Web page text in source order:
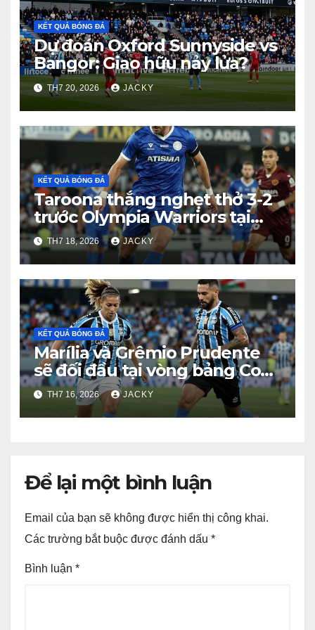
KẾT QUẢ BÓNG ĐÁ
Dự đoán Oxford Sunnyside vs
Bangor: Giao hữu nảy lửa?
TH7 20, 2026 JACKY
KẾT QUẢ BÓNG ĐÁ
Taroona thắng nghẹt thở 3-2
trước Olympia Warriors tại
Tasmania Southern
Championship
TH7 18, 2026 JACKY
KẾT QUẢ BÓNG ĐÁ
Marília và Grêmio Prudente
sẽ đối đầu tại vòng bảng Copa
Paulista vào lúc 05h30 ngày
18/7 (giờ Việt
TH7 16, 2026 JACKY
Để lại một bình luận
Email của bạn sẽ không được hiển thị công khai.
Các trường bắt buộc được đánh dấu *
Bình luận *